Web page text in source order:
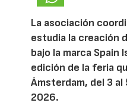
La asociación
estudia la creación
bajo la marca Spain
edición de la feria
Ámsterdam, del 3 al
2026.